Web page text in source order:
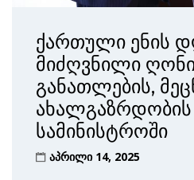
ქართული ენის
მიძღვნილი
განათლების,
ახალგაზრდობის
სამინისტროში
აპრილი 14, 2025